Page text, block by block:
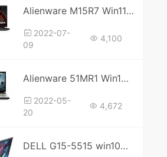
Alienware M15R7 Win11-21H2 原厂系统 家庭中文版 原厂oem系统 带一键恢复
2022-07-
09
4,100
Alienware 51MR1 Win10-1909 原厂系统 家庭中文版 原厂oem系统 带一键恢复
2022-05-
20
4,672
DELL G15-5515 win10系统 带一键恢复功能